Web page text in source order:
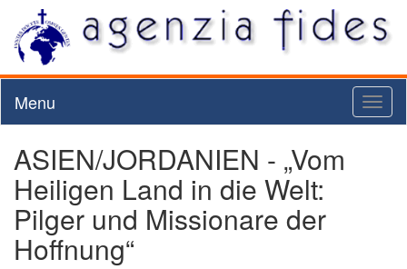
Menu
ASIEN/JORDANIEN - „Vom
Heiligen Land in die Welt:
Pilger und Missionare der
Hoffnung“